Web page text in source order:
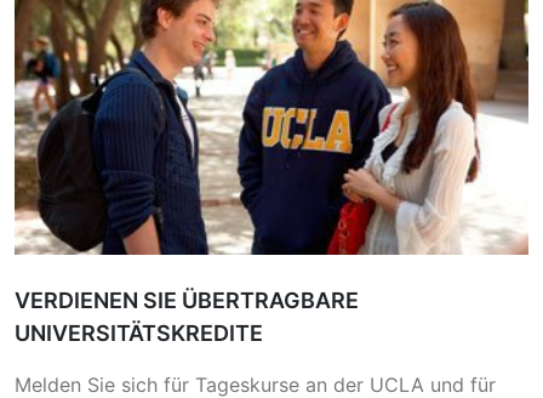
VERDIENEN SIE ÜBERTRAGBARE
UNIVERSITÄTSKREDITE
Melden Sie sich für Tageskurse an der UCLA und für